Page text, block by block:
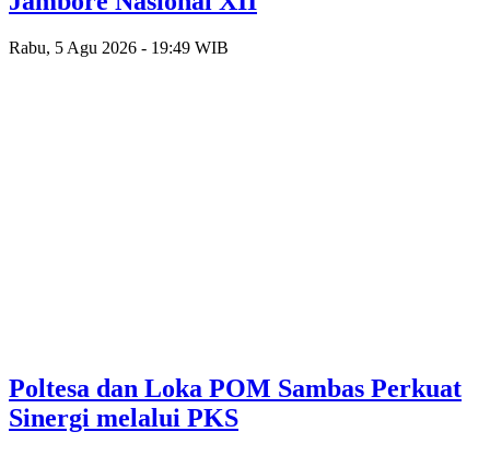
Rabu, 5 Agu 2026 - 19:49 WIB
Poltesa dan Loka POM Sambas Perkuat
Sinergi melalui PKS